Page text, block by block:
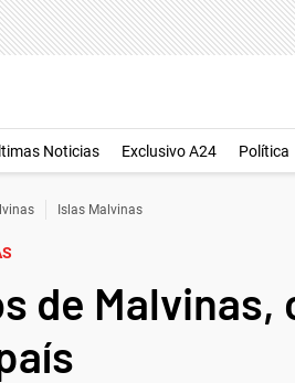
Noticias Exclusivo A24 Política
Islas Malvinas
de